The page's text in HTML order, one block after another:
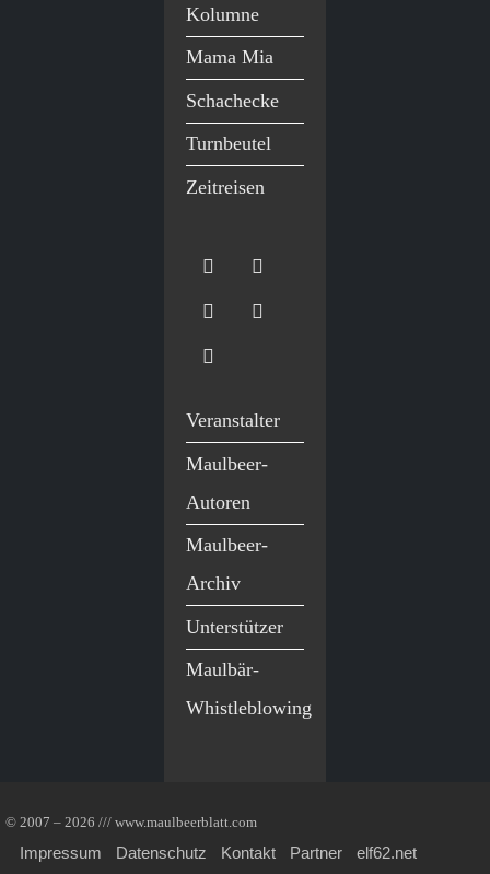
Kolumne
Mama Mia
Schachecke
Turnbeutel
Zeitreisen
Veranstalter
Maulbeer-
Autoren
Maulbeer-
Archiv
Unterstützer
Maulbär-
Whistleblowing
© 2007 – 2026 /// www.maulbeerblatt.com
Impressum Datenschutz Kontakt Partner elf62.net